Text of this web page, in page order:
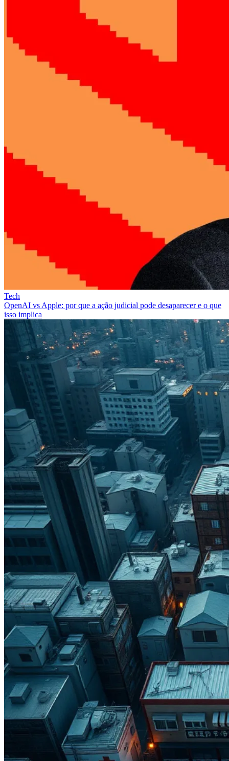
Tech
OpenAI vs Apple: por que a ação judicial pode desaparecer e o que
isso implica